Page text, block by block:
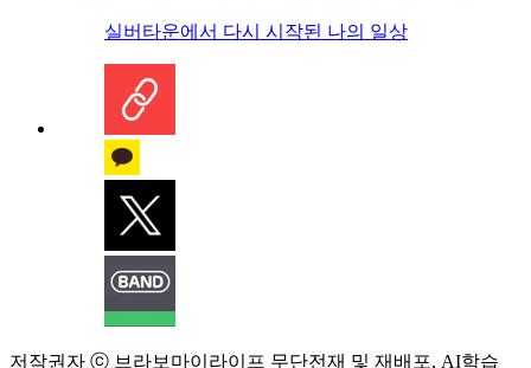
실버타운에서 다시 시작된 나의 일상
저작권자 ⓒ 브라보마이라이프 무단전재 및 재배포, AI학습